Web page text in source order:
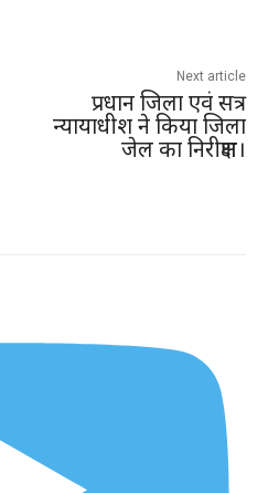
Next article
प्रधान जिला एवं सत्र
न्यायाधीश ने किया जिला
जेल का निरीक्षण।